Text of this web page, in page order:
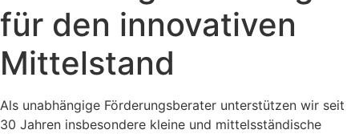
für den innovativen
Mittelstand
Als unabhängige Förderungsberater unterstützen wir seit
30 Jahren insbesondere kleine und mittelsständische